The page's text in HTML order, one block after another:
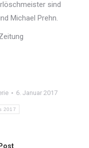
sind
Michael Prehn.
6. Januar 2017
2017